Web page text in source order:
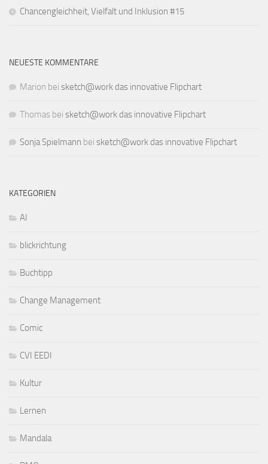
Chancengleichheit, Vielfalt und Inklusion #15
NEUESTE KOMMENTARE
Marion bei sketch@work das innovative Flipchart
Thomas bei sketch@work das innovative Flipchart
Sonja Spielmann bei sketch@work das innovative Flipchart
KATEGORIEN
AI
blickrichtung
Buchtipp
Change Management
Comic
CVI EEDI
Kultur
Lernen
Mandala